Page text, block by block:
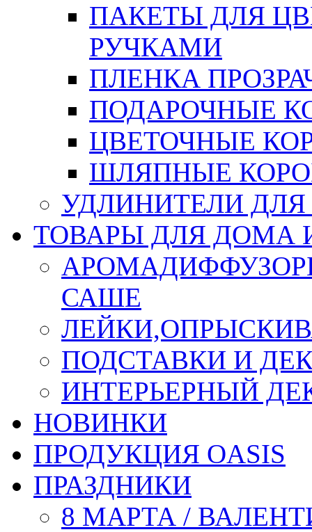
ПАКЕТЫ ДЛЯ
РУЧКАМИ
ПЛЕНКА
ПОДАРОЧНЫЕ
ЦВЕТОЧНЫЕ
ШЛЯПНЫЕ
УДЛИНИТЕЛИ
ТОВАРЫ ДЛЯ ДОМА
САШЕ
ПОДСТАВКИ И
ИНТЕРЬЕРНЫЙ
НОВИНКИ
ПРОДУКЦИЯ OASIS
ПРАЗДНИКИ
8 МАРТА /